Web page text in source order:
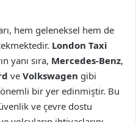
hem geleneksel hem de
London Taxi
yanı sıra, Mercedes-Benz,
ve Volkswagen gibi
bir yer edinmiştir. Bu
ve çevre dostu